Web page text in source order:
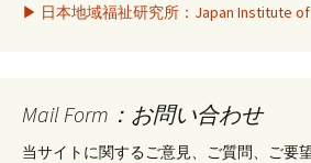
▶ 日本地域福祉研究所：Japan Institute of
Mail Form：お問い合わせ
当サイトに関するご意見、ご質問、ご要